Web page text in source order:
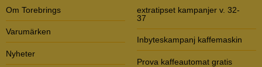
Om Torebrings
Varumärken
Nyheter
extratipset kampanjer v. 32-
37
Inbyteskampanj kaffemaskin
Prova kaffeautomat gratis